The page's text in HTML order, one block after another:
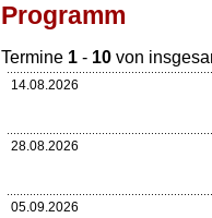
Programm
Termine 1 - 10 von
14.08.2026
28.08.2026
05.09.2026